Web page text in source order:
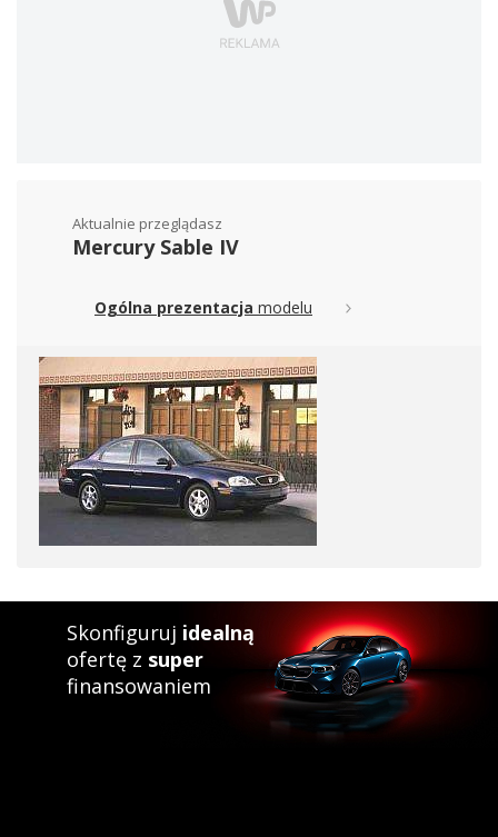
Aktualnie przeglądasz
Mercury Sable IV
Ogólna prezentacja modelu
Skonfiguruj idealną
ofertę z super
finansowaniem